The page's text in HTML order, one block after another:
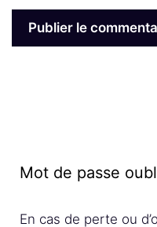
Mot de passe
En cas de perte ou